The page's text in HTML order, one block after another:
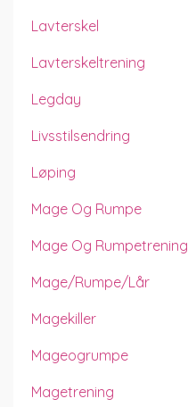
Lavterskel
Lavterskeltrening
Legday
Livsstilsendring
Løping
Mage Og Rumpe
Mage Og Rumpetrening
Mage/rumpe/lår
Magekiller
Mageogrumpe
Magetrening